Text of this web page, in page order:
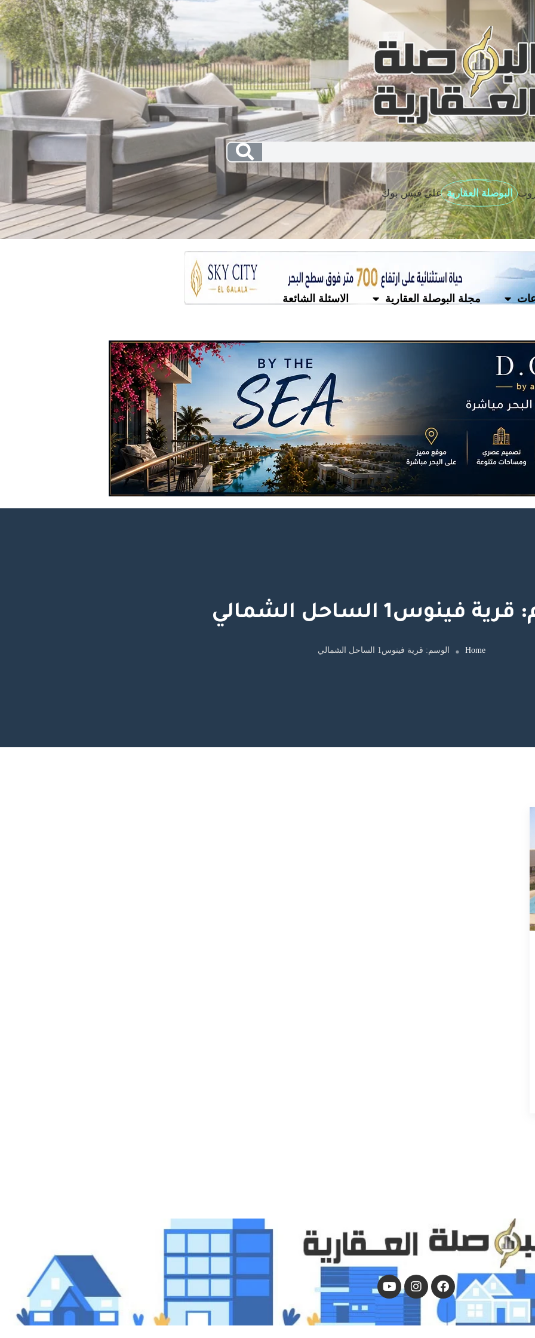
البوصلة العقارية على فيس بوك
مجلة البوصلة العقارية الاسئلة الشائعة
قرية فينوس1 الساحل الشمالي
Home الوسم: قرية فينوس1 الساحل الشمالي